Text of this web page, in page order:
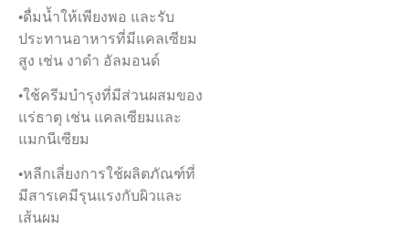
•ดื่มน้ำให้เพียงพอ และรับ
ประทานอาหารที่มีแคลเซียม
สูง เช่น งาดำ อัลมอนด์
•ใช้ครีมบำรุงที่มีส่วนผสมของ
แร่ธาตุ เช่น แคลเซียมและ
แมกนีเซียม
•หลีกเลี่ยงการใช้ผลิตภัณฑ์ที่
มีสารเคมีรุนแรงกับผิวและ
เส้นผม